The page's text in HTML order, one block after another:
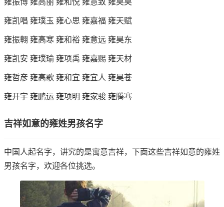
雍振博 雍高丽 雍和悦 雍意致 雍昊昊
雍凯唱 雍璞玉 雍心思 雍嘉福 雍天赋
雍振翱 雍高寒 雍和裕 雍意远 雍昊东
雍凯安 雍璞瑜 雍项禹 雍嘉赐 雍天材
雍哲彦 雍高歌 雍和宜 雍宜人 雍昊苍
雍开宇 雍鹏运 雍项明 雍家骏 雍腾骞
吉祥如意的雍姓男孩名字
中国人起名字，讲究的是寓意吉祥，下面这些吉祥如意的雍姓
男孩名字，欢迎各位挑选。